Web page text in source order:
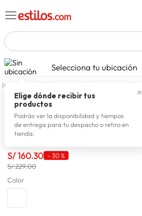
TÉRMINOS MÁS BUSCADOS
1. zapatillas mujer
2. celulares
3. zapatillas hombre
4. zapatillas
6. tv
7.
Selecciona tu ubicación
✕
Elige dónde recibir tus
productos
Podrás ver la disponibilidad y tiempos
de entrega para tu despacho o retiro en
tienda.
calzado y zapatillas zapatillas
PUMA
Puma Zapatilla 401005 11
S/160.30 - 30 %
S/ 229.00
Color